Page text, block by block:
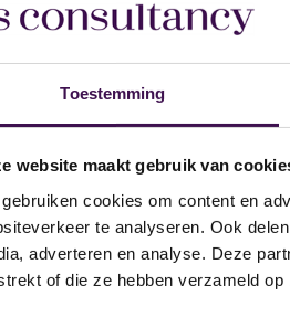
Toestemming
website maakt gebruik van
cookies om content en
te analyseren. Ook
adverteren en analyse. Deze
of die ze hebben verzameld
Als jij